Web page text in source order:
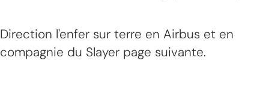
Direction l'enfer sur terre en Airbus et en
compagnie du Slayer page suivante.